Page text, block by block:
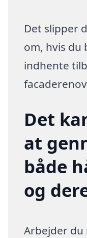
Det slipper
om, hvis du
indhente
Det
at
både
og
Arbejder